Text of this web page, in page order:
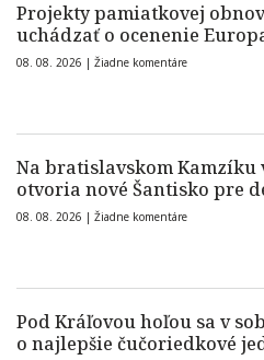
Projekty pamiatkovej
uchádzať o ocenenie
08. 08. 2026 | Žiadne komentáre
Na bratislavskom Kamzíku
otvoria nové Šantisko pre
08. 08. 2026 | Žiadne komentáre
Pod Kráľovou hoľou sa v
o najlepšie čučoriedkové